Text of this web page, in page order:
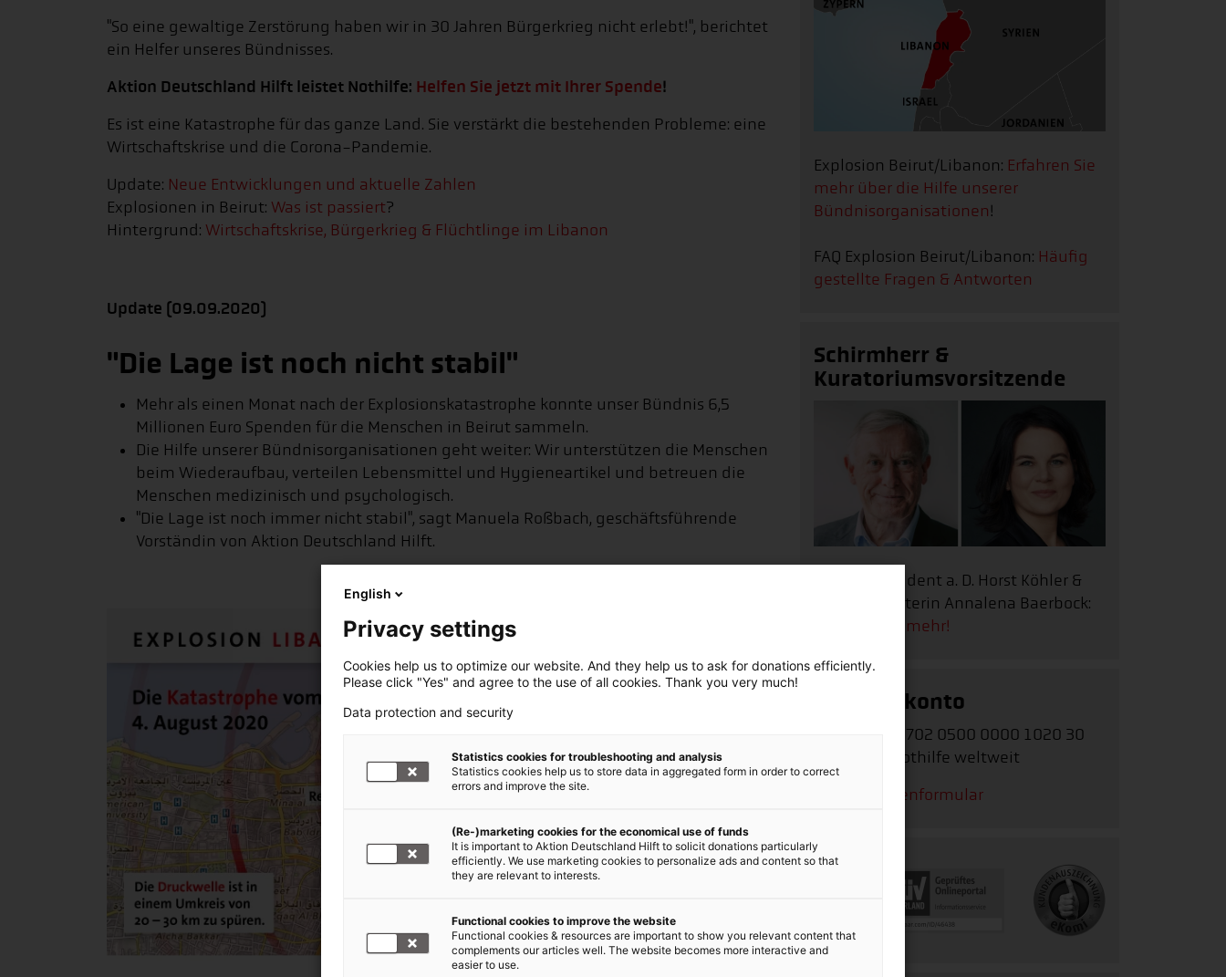
"So eine gewaltige Zerstörung haben wir in 30 Jahren Bürgerkrieg nicht erlebt!", berichtet
ein Helfer unseres Bündnisses.
Aktion Deutschland Hilft leistet Nothilfe: Helfen Sie jetzt mit Ihrer Spende!
Es ist eine Katastrophe für das ganze Land. Sie verstärkt die bestehenden Probleme: eine
Wirtschaftskrise und die Corona-Pandemie.
Update: Neue Entwicklungen und aktuelle Zahlen
Explosionen in Beirut: Was ist passiert?
Hintergrund: Wirtschaftskrise, Bürgerkrieg & Flüchtlinge im Libanon
Update (09.09.2020)
"Die Lage ist noch nicht stabil"
Mehr als einen Monat nach der Explosionskatastrophe konnte unser Bündnis 6,5
Millionen Euro Spenden für die Menschen in Beirut sammeln.
Die Hilfe unserer Bündnisorganisationen geht weiter: Wir unterstützen die Menschen
beim Wiederaufbau, verteilen Lebensmittel und Hygieneartikel und betreuen die
Menschen medizinisch und psychologisch.
"Die Lage ist noch immer nicht stabil", sagt Manuela Roßbach, geschäftsführende
Vorständin von Aktion Deutschland Hilft.
Explosion Beirut/Libanon: Erfahren Sie
mehr über die Hilfe unserer
Bündnisorganisationen!
FAQ Explosion Beirut/Libanon: Häufig
gestellte Fragen & Antworten
Schirmherr &
Kuratoriumsvorsitzende
Bundespräsident a. D. Horst Köhler &
Außenministerin Annalena Baerbock:
Erfahren Sie mehr!
Spendenkonto
IBAN: DE62 3702 0500 0000 1020 30
Stichwort: Nothilfe weltweit
Zum Spendenformular
English
Privacy settings
Cookies help us to optimize our website. And they help us to ask for donations efficiently.
Please click "Yes" and agree to the use of all cookies. Thank you very much!
Data protection and security
Statistics cookies for troubleshooting and analysis
Statistics cookies help us to store data in aggregated form in order to correct
errors and improve the site.
(Re-)marketing cookies for the economical use of funds
It is important to Aktion Deutschland Hilft to solicit donations particularly
efficiently. We use marketing cookies to personalize ads and content so that
they are relevant to interests.
Functional cookies to improve the website
Functional cookies & resources are important to show you relevant content that
complements our articles well. The website becomes more interactive and
easier to use.